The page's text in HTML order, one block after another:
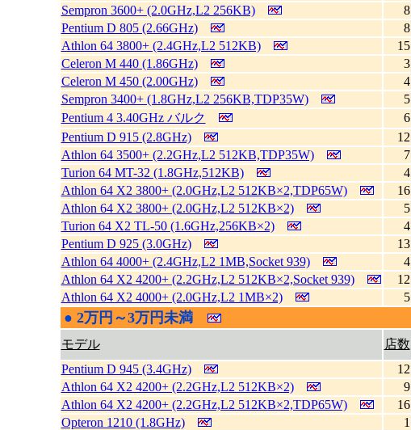
Sempron 3600+ (2.0GHz,L2 256KB)
8
Pentium D 805 (2.66GHz)
8
Athlon 64 3800+ (2.4GHz,L2 512KB)
15
Celeron M 440 (1.86GHz)
3
Celeron M 450 (2.00GHz)
4
Sempron 3400+ (1.8GHz,L2 256KB,TDP35W)
5
Pentium 4 3.40GHz バルク
6
Pentium D 915 (2.8GHz)
12
Athlon 64 3500+ (2.2GHz,L2 512KB,TDP35W)
7
Turion 64 MT-32 (1.8GHz,512KB)
4
Athlon 64 X2 3800+ (2.0GHz,L2 512KB×2,TDP65W)
16
Athlon 64 X2 3800+ (2.0GHz,L2 512KB×2)
5
Turion 64 X2 TL-50 (1.6GHz,256KB×2)
4
Pentium D 925 (3.0GHz)
13
Athlon 64 4000+ (2.4GHz,L2 1MB,Socket 939)
4
Athlon 64 X2 4200+ (2.2GHz,L2 512KB×2,Socket 939)
12
Athlon 64 X2 4000+ (2.0GHz,L2 1MB×2)
5
● 2万円～3万円未満
モデル 店数
Pentium D 945 (3.4GHz)
12
Athlon 64 X2 4200+ (2.2GHz,L2 512KB×2)
9
Athlon 64 X2 4200+ (2.2GHz,L2 512KB×2,TDP65W)
16
Opteron 1210 (1.8GHz)
1